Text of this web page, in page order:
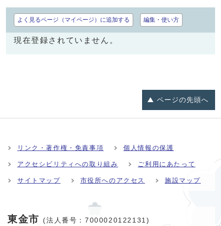
よく見るページ（マイページ）に追加する 編集・使い方
現在登録されていません。
ページの先頭へ
リンク・著作権・免責事項 個人情報の保護
アクセシビリティへの取り組み ご利用にあたって
サイトマップ 市役所へのアクセス 施設マップ
東金市 (法人番号：7000020122131)